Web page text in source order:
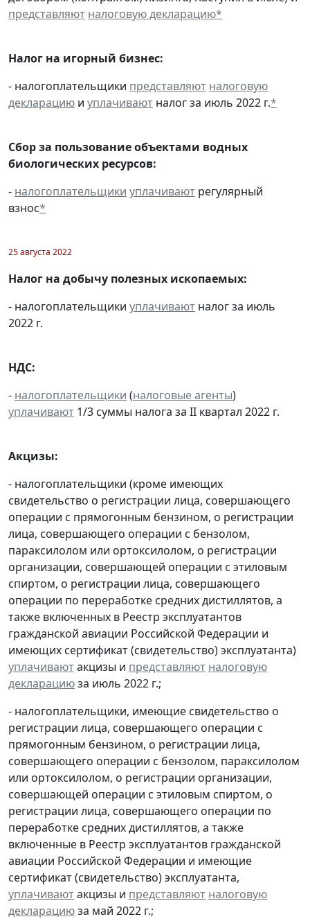
представляют налоговую декларацию*
Налог на игорный бизнес:
- налогоплательщики представляют налоговую
декларацию и уплачивают налог за июль 2022 г.*
Сбор за пользование объектами водных
биологических ресурсов:
- налогоплательщики уплачивают регулярный
взнос*
25 августа 2022
Налог на добычу полезных ископаемых:
- налогоплательщики уплачивают налог за июль
2022 г.
НДС:
- налогоплательщики (налоговые агенты)
уплачивают 1/3 суммы налога за II квартал 2022 г.
Акцизы:
- налогоплательщики (кроме имеющих
свидетельство о регистрации лица, совершающего
операции с прямогонным бензином, о регистрации
лица, совершающего операции с бензолом,
параксилолом или ортоксилолом, о регистрации
организации, совершающей операции с этиловым
спиртом, о регистрации лица, совершающего
операции по переработке средних дистиллятов, а
также включенных в Реестр эксплуатантов
гражданской авиации Российской Федерации и
имеющих сертификат (свидетельство) эксплуатанта)
уплачиваютакцизы и представляют налоговую
декларациюза июль 2022 г.;
- налогоплательщики, имеющие свидетельство о
регистрации лица, совершающего операции с
прямогонным бензином, о регистрации лица,
совершающего операции с бензолом, параксилолом
или ортоксилолом, о регистрации организации,
совершающей операции с этиловым спиртом, о
регистрации лица, совершающего операции по
переработке средних дистиллятов, а также
включенные в Реестр эксплуатантов гражданской
авиации Российской Федерации и имеющие
сертификат (свидетельство) эксплуатанта,
уплачиваютакцизы и представляют налоговую
декларациюза май 2022 г.;